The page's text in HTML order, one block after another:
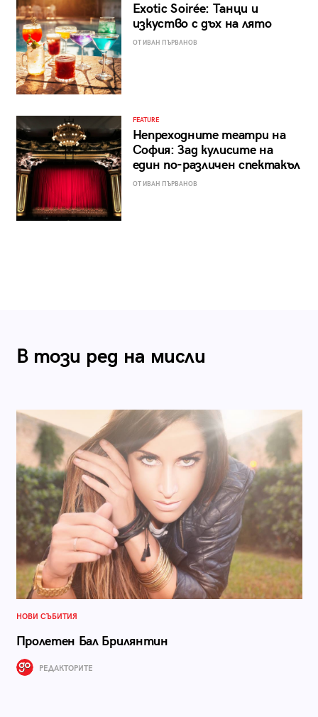
Exotic Soirée: Танци и
изкуство с дъх на лято
ОТ ИВАН ПЪРВАНОВ
FEATURE
Непреходните театри на
София: Зад кулисите на
един по-различен спектакъл
ОТ ИВАН ПЪРВАНОВ
В този ред на мисли
НОВИ СЪБИТИЯ
Пролетен Бал Брилянтин
РЕДАКТОРИТЕ